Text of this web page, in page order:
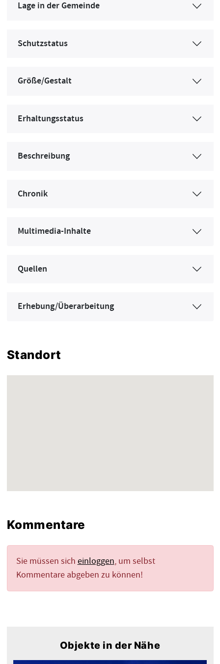
Lage in der Gemeinde
Schutzstatus
Größe/Gestalt
Erhaltungsstatus
Beschreibung
Chronik
Multimedia-Inhalte
Quellen
Erhebung/Überarbeitung
Standort
Kommentare
Sie müssen sich einloggen, um selbst
Kommentare abgeben zu können!
Objekte in der Nähe